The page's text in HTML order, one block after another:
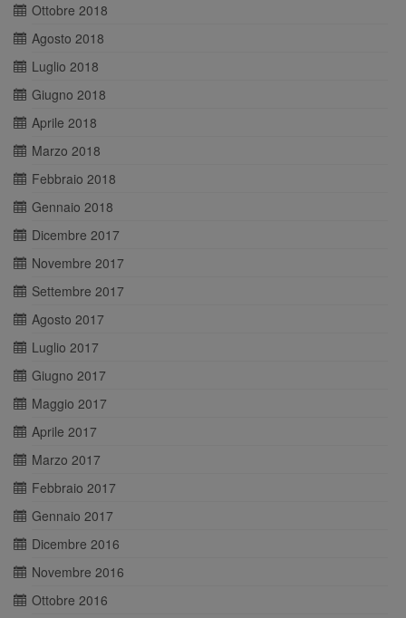
Ottobre 2018
Agosto 2018
Luglio 2018
Giugno 2018
Aprile 2018
Marzo 2018
Febbraio 2018
Gennaio 2018
Dicembre 2017
Novembre 2017
Settembre 2017
Agosto 2017
Luglio 2017
Giugno 2017
Maggio 2017
Aprile 2017
Marzo 2017
Febbraio 2017
Gennaio 2017
Dicembre 2016
Novembre 2016
Ottobre 2016